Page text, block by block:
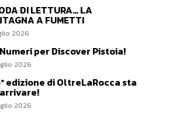
DI LETTURA… LA
A FUMETTI
2026
per Discover Pistoia!
2026
edizione di OltreLaRocca sta
2026